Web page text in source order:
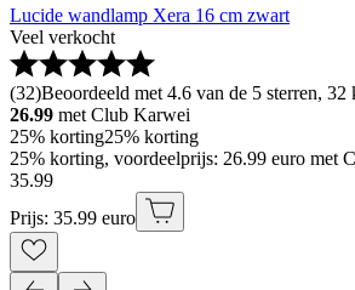
Lucide wandlamp Xera 16 cm zwart
Veel verkocht
(32)Beoordeeld met 4.6 van de 5 sterren, 32
26.99 met Club Karwei
25% korting25% korting
25% korting, voordeelprijs: 26.99 euro met
35.99
Prijs: 35.99 euro